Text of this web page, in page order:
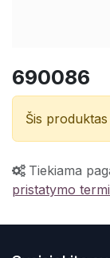
690086
Šis
Tiekiama
pristatymo